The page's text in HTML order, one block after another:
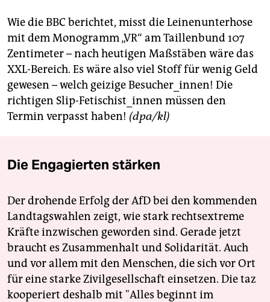
unterstützen
abo
genossenschaft
epaper login
Wie die BBC berichtet, misst die Leinenunterhose
mit dem Monogramm „VR“ am Taillenbund 107
Zentimeter – nach heutigen Maßstäben wäre das
XXL-Bereich. Es wäre also viel Stoff für wenig Geld
gewesen – welch geizige Besucher_innen! Die
richtigen Slip-Fetischist_innen müssen den
Termin verpasst haben! (dpa/kl)
Die Engagierten stärken
Der drohende Erfolg der AfD bei den kommenden
Landtagswahlen zeigt, wie stark rechtsextreme
Kräfte inzwischen geworden sind. Gerade jetzt
braucht es Zusammenhalt und Solidarität. Auch
und vor allem mit den Menschen, die sich vor Ort
für eine starke Zivilgesellschaft einsetzen. Die taz
kooperiert deshalb mit "Alles beginnt im